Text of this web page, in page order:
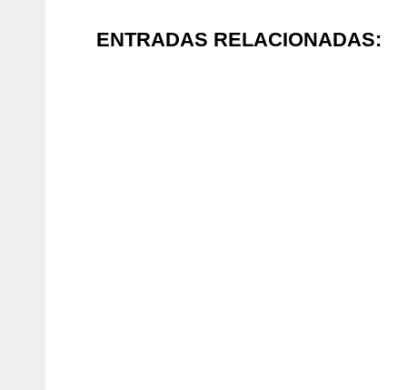
ENTRADAS RELACIONADAS: